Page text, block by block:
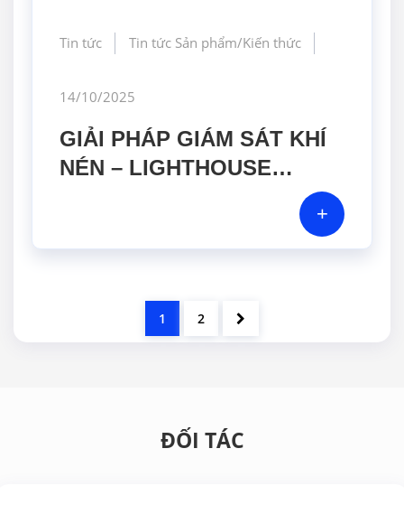
Tin tức Tin tức Sản phẩm/Kiến thức
14/10/2025
GIẢI PHÁP GIÁM SÁT KHÍ
NÉN – LIGHTHOUSE
WORLDWIDE SOLUTIONS
SÀNG ĐỒNG HÀNH CÙNG
+
1 2
ĐỐI TÁC